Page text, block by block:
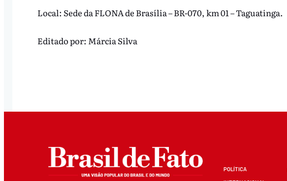
Local: Sede da FLONA de Brasília – BR-070, km 01 – Taguatinga.
Editado por: Márcia Silva
POLÍTICA